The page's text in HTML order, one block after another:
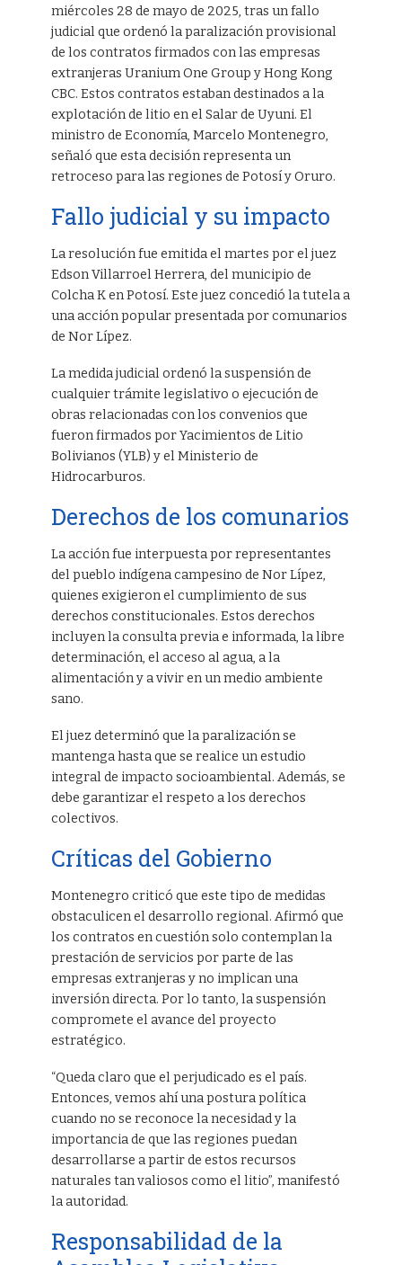
miércoles 28 de mayo de 2025, tras un fallo
judicial que ordenó la paralización provisional
de los contratos firmados con las empresas
extranjeras Uranium One Group y Hong Kong
CBC. Estos contratos estaban destinados a la
explotación de litio en el Salar de Uyuni. El
ministro de Economía, Marcelo Montenegro,
señaló que esta decisión representa un
retroceso para las regiones de Potosí y Oruro.
Fallo judicial y su impacto
La resolución fue emitida el martes por el juez
Edson Villarroel Herrera, del municipio de
Colcha K en Potosí. Este juez concedió la tutela a
una acción popular presentada por comunarios
de Nor Lípez.
La medida judicial ordenó la suspensión de
cualquier trámite legislativo o ejecución de
obras relacionadas con los convenios que
fueron firmados por Yacimientos de Litio
Bolivianos (YLB) y el Ministerio de
Hidrocarburos.
Derechos de los comunarios
La acción fue interpuesta por representantes
del pueblo indígena campesino de Nor Lípez,
quienes exigieron el cumplimiento de sus
derechos constitucionales. Estos derechos
incluyen la consulta previa e informada, la libre
determinación, el acceso al agua, a la
alimentación y a vivir en un medio ambiente
sano.
El juez determinó que la paralización se
mantenga hasta que se realice un estudio
integral de impacto socioambiental. Además, se
debe garantizar el respeto a los derechos
colectivos.
Críticas del Gobierno
Montenegro criticó que este tipo de medidas
obstaculicen el desarrollo regional. Afirmó que
los contratos en cuestión solo contemplan la
prestación de servicios por parte de las
empresas extranjeras y no implican una
inversión directa. Por lo tanto, la suspensión
compromete el avance del proyecto
estratégico.
“Queda claro que el perjudicado es el país.
Entonces, vemos ahí una postura política
cuando no se reconoce la necesidad y la
importancia de que las regiones puedan
desarrollarse a partir de estos recursos
naturales tan valiosos como el litio”, manifestó
la autoridad.
Responsabilidad de la